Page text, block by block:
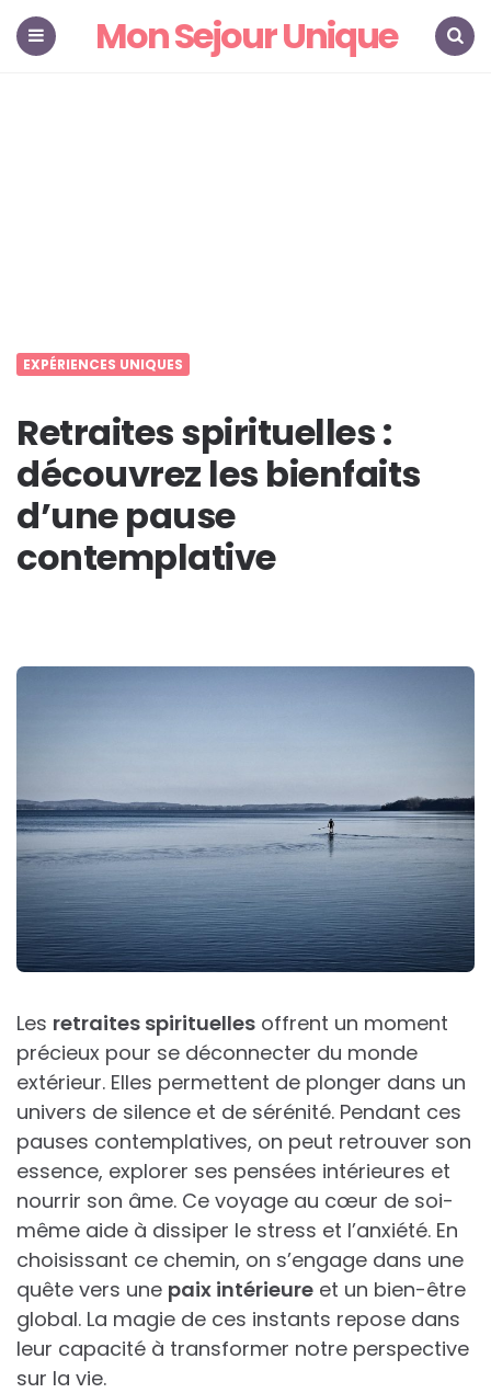
Mon Sejour Unique
EXPÉRIENCES UNIQUES
Retraites spirituelles :
découvrez les bienfaits
d’une pause
contemplative
Les retraites spirituelles offrent un moment
précieux pour se déconnecter du monde
extérieur. Elles permettent de plonger dans un
univers de silence et de sérénité. Pendant ces
pauses contemplatives, on peut retrouver son
essence, explorer ses pensées intérieures et
nourrir son âme. Ce voyage au cœur de soi-
même aide à dissiper le stress et l’anxiété. En
choisissant ce chemin, on s’engage dans une
quête vers une paix intérieure et un bien-être
global. La magie de ces instants repose dans
leur capacité à transformer notre perspective
sur la vie.